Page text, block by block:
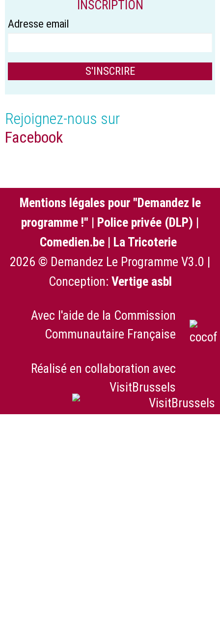
INSCRIPTION
Adresse email
Rejoignez-nous sur
Facebook
Mentions légales pour "Demandez le
programme !" | Police privée (DLP) |
Comedien.be | La Tricoterie
2026 © Demandez Le Programme V3.0 |
Conception: Vertige asbl
Avec l'aide de la Commission
Communautaire Française
Réalisé en collaboration avec
VisitBrussels